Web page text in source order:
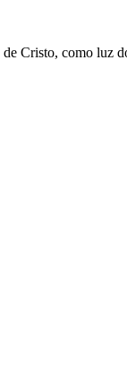
Cristo, como luz